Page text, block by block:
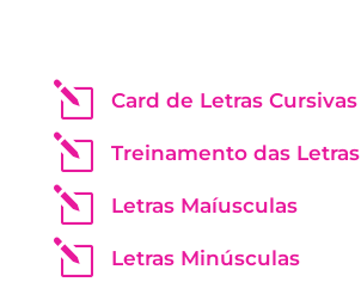
l Card de Letras Cursivas
l Treinamento das Letras
l Letras Maíusculas
l Letras Minúsculas